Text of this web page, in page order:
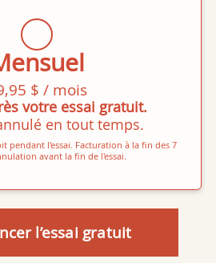
$ / mois
votre essai gratuit.
en tout temps.
pendant l'essai. Facturation à la fin des 7
avant la fin de l'essai.
l’essai gratuit